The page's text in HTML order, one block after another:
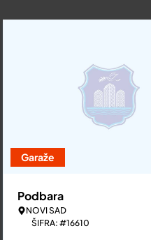
Garaže
Podbara
NOVI SAD
ŠIFRA: #16610